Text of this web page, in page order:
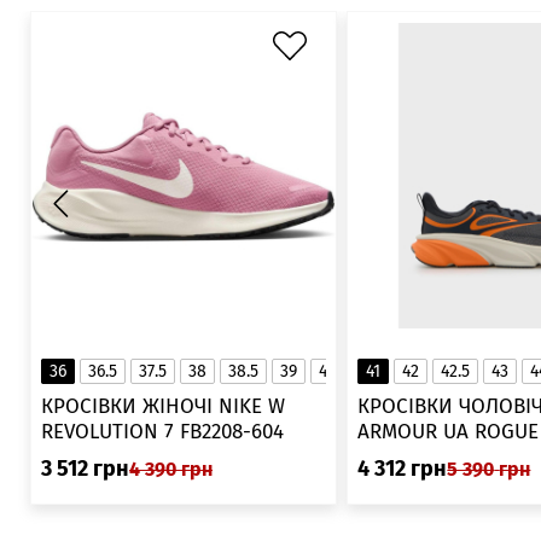
36 36.5 37.5 38 38.5 39 40 40.5
41
▲
КРОСІВКИ ЖІНОЧІ NIKE W
REVOLUTION 7 FB2208-604
3 512 грн4 390 грн
41 42 42.5 43
КРОСІВКИ
ARMOUR UA ROGUE 6006719-
025
4 312 грн5 390 грн